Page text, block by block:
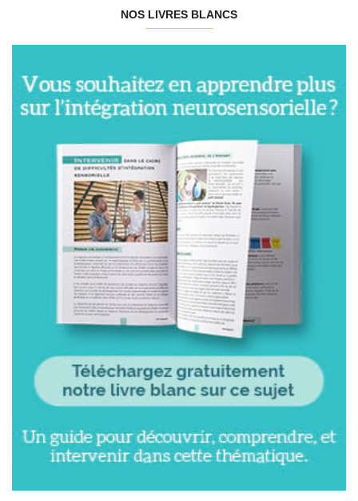
NOS LIVRES BLANCS